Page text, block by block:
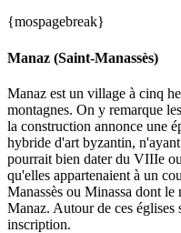
{mospagebreak}
Manaz (Saint-Manassès)
Manaz est un village à cinq
montagnes. On y remarque
la construction annonce une
hybride d'art byzantin,
pourrait bien dater du VIIIe
qu'elles appartenaient à un
Manassès ou Minassa dont
Manaz. Autour de ces églises
inscription.